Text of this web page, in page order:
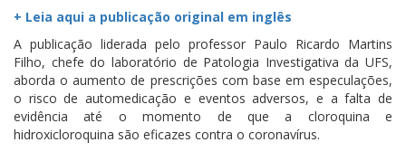
+ Leia aqui a publicação original em inglês
A publicação liderada pelo professor Paulo Ricardo Martins
Filho, chefe do laboratório de Patologia Investigativa da UFS,
aborda o aumento de prescrições com base em especulações,
o risco de automedicação e eventos adversos, e a falta de
evidência até o momento de que a cloroquina e
hidroxicloroquina são eficazes contra o coronavírus.